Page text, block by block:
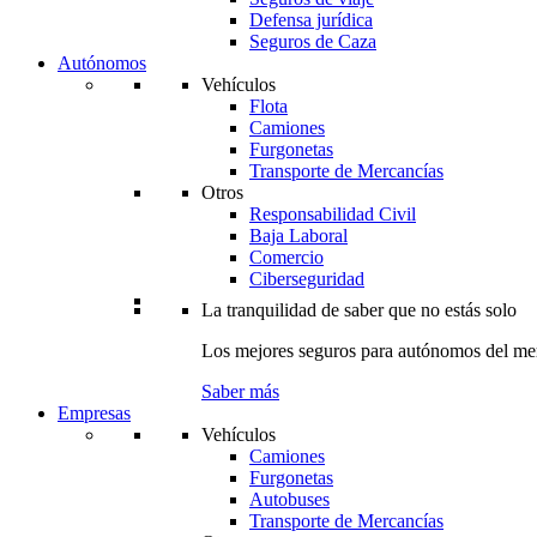
Defensa jurídica
Seguros de Caza
Autónomos
Vehículos
Flota
Camiones
Furgonetas
Transporte de Mercancías
Otros
Responsabilidad Civil
Baja Laboral
Comercio
Ciberseguridad
La tranquilidad de saber que no estás solo
Los mejores seguros para autónomos del
Saber más
Empresas
Vehículos
Camiones
Furgonetas
Autobuses
Transporte de Mercancías